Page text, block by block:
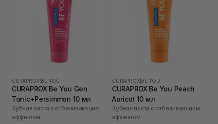
CURAPROX BE YOU
CURAPROX Be You Gen
Tonic+Persimmon 10 мл
Зубная паста с отбеливающим
эффектом
CURAPROX BE YOU
CURAPROX Be You Peach
Apricot 10 мл
Зубная паста с отбеливающим
эффектом